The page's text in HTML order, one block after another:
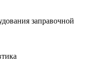
заправочной